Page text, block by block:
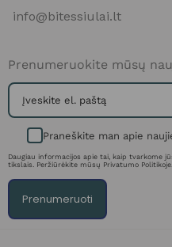
info@bitessiulai.lt
Prenumeruokite mūsų
Praneškite man apie
Daugiau informacijos apie tai, kaip tvarkome
tikslais. Peržiūrėkite mūsų Privatumo Politikoje.
Prenumeruoti